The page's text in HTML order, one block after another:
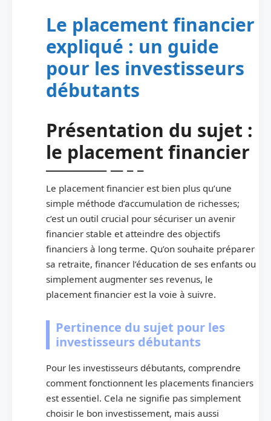
Le placement financier
expliqué : un guide
pour les investisseurs
débutants
Présentation du sujet :
le placement financier
Le placement financier est bien plus qu’une
simple méthode d’accumulation de richesses;
c’est un outil crucial pour sécuriser un avenir
financier stable et atteindre des objectifs
financiers à long terme. Qu’on souhaite préparer
sa retraite, financer l’éducation de ses enfants ou
simplement augmenter ses revenus, le
placement financier est la voie à suivre.
Pertinence du sujet pour les
investisseurs débutants
Pour les investisseurs débutants, comprendre
comment fonctionnent les placements financiers
est essentiel. Cela ne signifie pas simplement
choisir le bon investissement, mais aussi